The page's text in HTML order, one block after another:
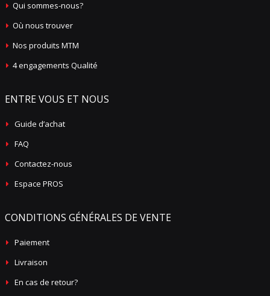
Qui sommes-nous?
Où nous trouver
Nos produits MTM
4 engagements Qualité
ENTRE VOUS ET NOUS
Guide d’achat
FAQ
Contactez-nous
Espace PROS
CONDITIONS GÉNÉRALES DE VENTE
Paiement
Livraison
En cas de retour?